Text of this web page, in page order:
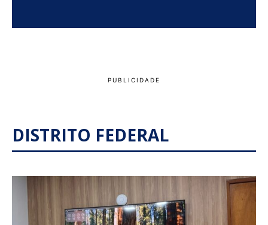
DISTRITO FEDERAL